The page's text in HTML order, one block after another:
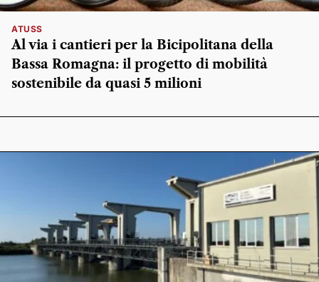
ATUSS
Al via i cantieri per la Bicipolitana della
Bassa Romagna: il progetto di mobilità
sostenibile da quasi 5 milioni